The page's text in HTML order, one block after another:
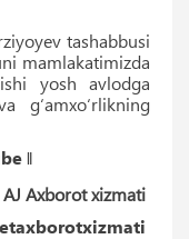
tashabbusi
mamlakatimizda
yosh avlodga
g‘amxo‘rlikning
‖
AJ Axborot xizmati